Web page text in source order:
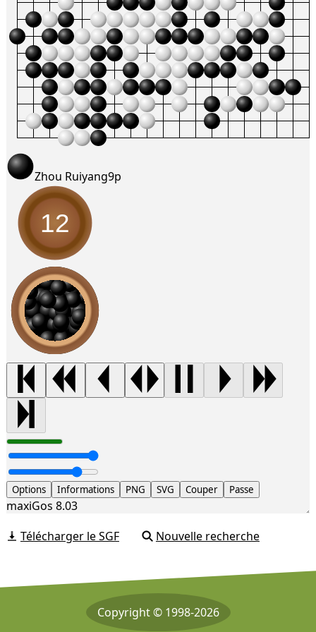
Zhou Ruiyang9p
12
Options Informations PNG SVG Couper Passe
maxiGos 8.03
Télécharger le SGF
Nouvelle recherche
Copyright © 1998-2026